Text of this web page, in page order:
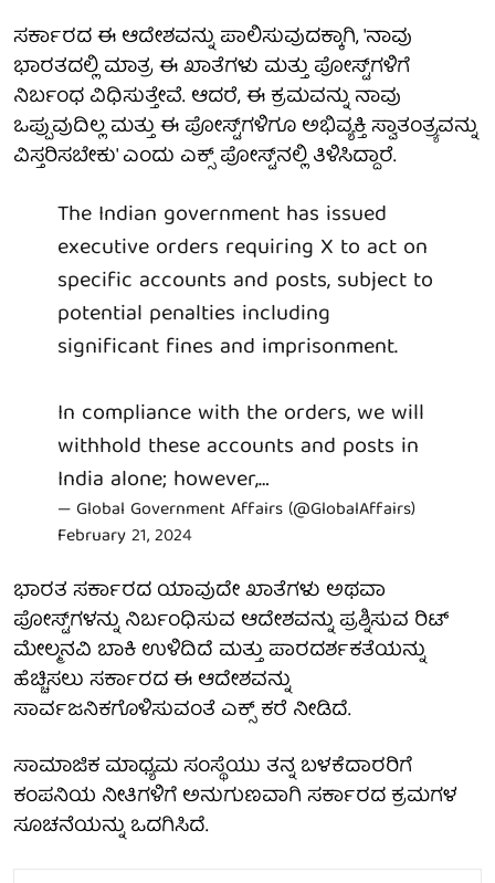
ಸರ್ಕಾರದ ಈ ಆದೇಶವನ್ನು ಪಾಲಿಸುವುದಕ್ಕಾಗಿ, 'ನಾವು
ಭಾರತದಲ್ಲಿ ಮಾತ್ರ ಈ ಖಾತೆಗಳು ಮತ್ತು ಪೋಸ್ಟ್‌ಗಳಿಗೆ
ನಿರ್ಬಂಧ ವಿಧಿಸುತ್ತೇವೆ. ಆದರೆ, ಈ ಕ್ರಮವನ್ನು ನಾವು
ಒಪ್ಪುವುದಿಲ್ಲ ಮತ್ತು ಈ ಪೋಸ್ಟ್‌ಗಳಿಗೂ ಅಭಿವ್ಯಕ್ತಿ ಸ್ವಾತಂತ್ರ್ಯವನ್ನು
ವಿಸ್ತರಿಸಬೇಕು' ಎಂದು ಎಕ್ಸ್ ಪೋಸ್ಟ್‌ನಲ್ಲಿ ತಿಳಿಸಿದ್ದಾರೆ.
The Indian government has issued
executive orders requiring X to act on
specific accounts and posts, subject to
potential penalties including
significant fines and imprisonment.
In compliance with the orders, we will
withhold these accounts and posts in
India alone; however,…
— Global Government Affairs (@GlobalAffairs)
February 21, 2024
ಭಾರತ ಸರ್ಕಾರದ ಯಾವುದೇ ಖಾತೆಗಳು ಅಥವಾ
ಪೋಸ್ಟ್‌ಗಳನ್ನು ನಿರ್ಬಂಧಿಸುವ ಆದೇಶವನ್ನು ಪ್ರಶ್ನಿಸುವ ರಿಟ್
ಮೇಲ್ಮನವಿ ಬಾಕಿ ಉಳಿದಿದೆ ಮತ್ತು ಪಾರದರ್ಶಕತೆಯನ್ನು
ಹೆಚ್ಚಿಸಲು ಸರ್ಕಾರದ ಈ ಆದೇಶವನ್ನು
ಸಾರ್ವಜನಿಕಗೊಳಿಸುವಂತೆ ಎಕ್ಸ್ ಕರೆ ನೀಡಿದೆ.
ಸಾಮಾಜಿಕ ಮಾಧ್ಯಮ ಸಂಸ್ಥೆಯು ತನ್ನ ಬಳಕೆದಾರರಿಗೆ
ಕಂಪನಿಯ ನೀತಿಗಳಿಗೆ ಅನುಗುಣವಾಗಿ ಸರ್ಕಾರದ ಕ್ರಮಗಳ
ಸೂಚನೆಯನ್ನು ಒದಗಿಸಿದೆ.